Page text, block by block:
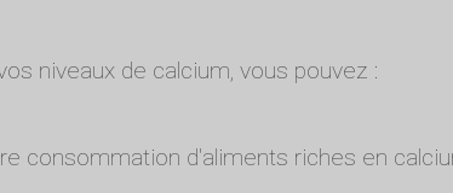
niveaux de calcium, vous pouvez :
consommation d'aliments riches en